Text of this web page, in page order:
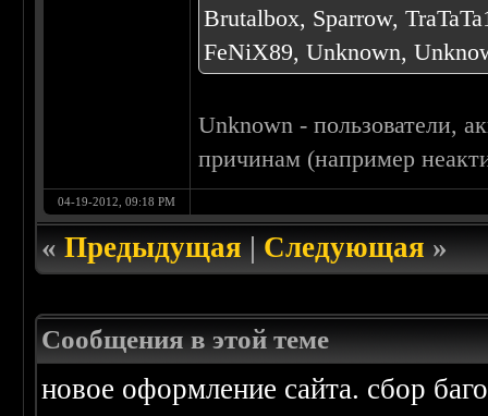
Brutalbox, Sparrow,
FeNiX89, Unknown,
Unknown - пользователи,
причинам (например
04-19-2012, 09:18 PM
«Предыдущая|Следующая»
Сообщения в этой теме
новое оформление сайта. сбор